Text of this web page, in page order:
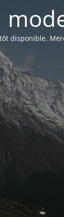
disponible.